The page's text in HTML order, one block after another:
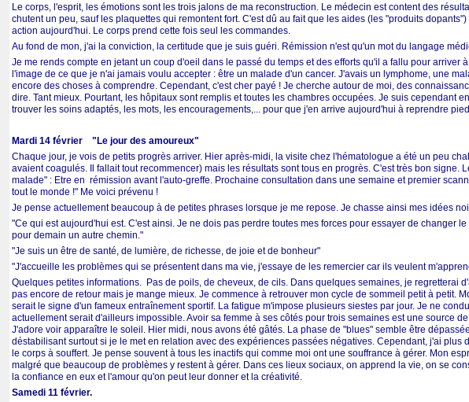
Le corps, l'esprit, les émotions sont les trois jalons de ma reconstruction. Le médecin est content des
chutent un peu, sauf les plaquettes qui remontent fort. C'est dû au fait que les aides (les "produits
action aujourd'hui. Le corps prend cette fois seul les commandes.
Au fond de mon, j'ai la conviction, la certitude que je suis guéri. Rémission n'est qu'un mot du langage
Je me rends compte en jetant un coup d'oeil dans le passé du temps et des efforts qu'il a fallu pour
l'image de ce que je n'ai jamais voulu accepter : être un malade d'un cancer. J'avais un lymphome, une
encore des choses à comprendre. Cependant, c'est cher payé ! Je cherche autour de moi, des
dire. Tant mieux. Pourtant, les hôpitaux sont remplis et toutes les chambres occupées. Je suis
trouver les soins adaptés, les mots, les encouragements,... pour que j'en arrive aujourd'hui à reprendre
Mardi 14 février "Le jour des amoureux"
Chaque jour, je vois de petits progrès arriver. Hier après-midi, la visite chez l'hématologue a été un peu
avaient coagulés. Il fallait tout recommencer) mais les résultats sont tous en progrès. C'est très bon
malade" : Etre en rémission avant l'auto-greffe. Prochaine consultation dans une semaine et premier
tout le monde !" Me voici prévenu !
Je pense actuellement beaucoup à de petites phrases lorsque je me repose. Je chasse ainsi mes idées
"Ce qui est aujourd'hui est. C'est ainsi. Je ne dois pas perdre toutes mes forces pour essayer de changer
pour demain un autre chemin."
"Je suis un être de santé, de lumière, de richesse, de joie et de bonheur"
"J'accueille les problèmes qui se présentent dans ma vie, j'essaye de les remercier car ils veulent
Quelques petites informations. Pas de poils, de cheveux, de cils. Dans quelques semaines, je regretterai
pas encore de retour mais je mange mieux. Je commence à retrouver mon cycle de sommeil petit à petit.
serait le signe d'un fameux entraînement sportif. La fatigue m'impose plusieurs siestes par jour. Je ne
actuellement serait d'ailleurs impossible. Avoir sa femme à ses côtés pour trois semaines est une source
J'adore voir apparaître le soleil. Hier midi, nous avons été gâtés. La phase de "blues" semble être
déstabilisant surtout si je le met en relation avec des expériences passées négatives. Cependant, j'ai
le corps à souffert. Je pense souvent à tous les inactifs qui comme moi ont une souffrance à gérer. Mon
malgré que beaucoup de problèmes y restent à gérer. Dans ces lieux sociaux, on apprend la vie, on se
la confiance en eux et l'amour qu'on peut leur donner et la créativité.
Samedi 11 février.